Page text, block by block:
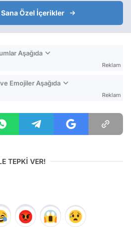
Sana Özel İçerikler
Aşağıda
Reklam
Emojiler Aşağıda
Reklam
TEPKİ VER!